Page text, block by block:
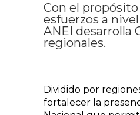
Con el
esfuerzos a
ANEI desarrolla
regionales.
Dividido por
fortalecer la